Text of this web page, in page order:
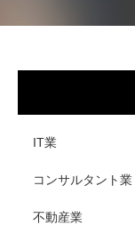
IT業
コンサルタント業
不動産業